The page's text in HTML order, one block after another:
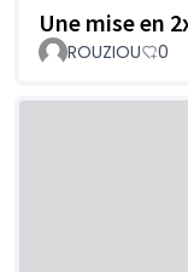
Une mise en
ROUZIOU 0